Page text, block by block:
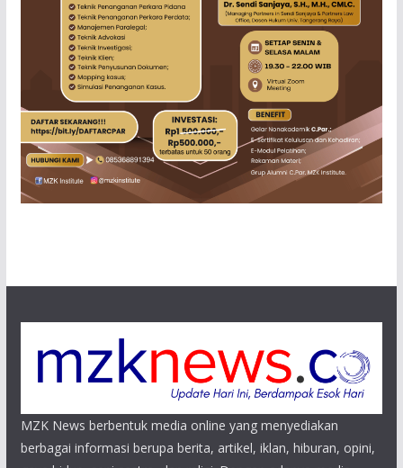
MZK News berbentuk media online yang menyediakan
berbagai informasi berupa berita, artikel, iklan, hiburan, opini,